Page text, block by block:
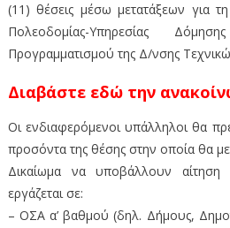
(11) θέσεις μέσω μετατάξεων για
Πολεοδομίας-Υπηρεσίας
Προγραμματισμού της Δ/νσης
Διαβάστε εδώ την
Οι ενδιαφερόμενοι υπάλληλοι θα
προσόντα της θέσης στην οποία θα
Δικαίωμα να υποβάλλουν
εργάζεται σε:
– ΟΣΑ α’ βαθμού (δηλ. Δήμους,